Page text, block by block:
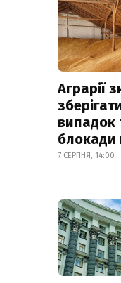
Аграрії
випадок
блокади
7 СЕРПНЯ, 14:00